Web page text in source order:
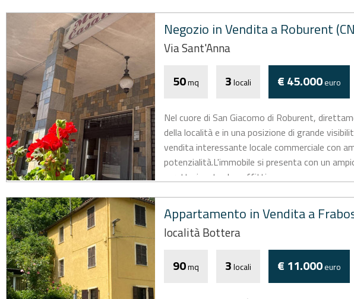
Negozio in Vendita a Roburent
Via Sant'Anna
50mq 3locali € 45.000euro
Nel cuore di San Giacomo di Roburent,
della località e in una posizione di grande
vendita interessante locale commerciale con
potenzialità.L'immobile si presenta con un
caratterizzato da soffitti...
Appartamento in Vendita a
località Bottera
90mq 3locali € 11.000euro